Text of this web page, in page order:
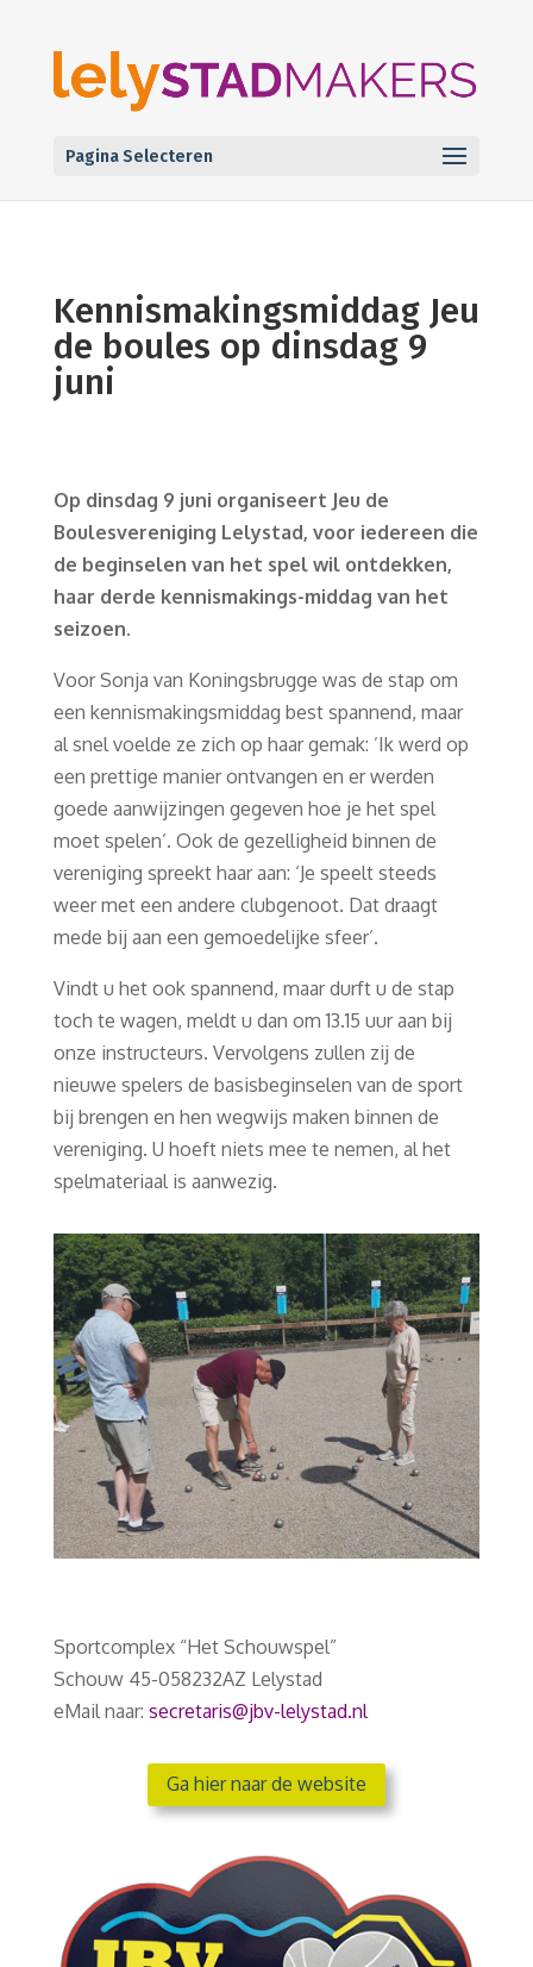
Pagina Selecteren
Kennismakingsmiddag Jeu
de boules op dinsdag 9
juni
Op dinsdag 9 juni organiseert Jeu de
Boulesvereniging Lelystad, voor iedereen die
de beginselen van het spel wil ontdekken,
haar derde kennismakings-middag van het
seizoen.
Voor Sonja van Koningsbrugge was de stap om
een kennismakingsmiddag best spannend, maar
al snel voelde ze zich op haar gemak: ’Ik werd op
een prettige manier ontvangen en er werden
goede aanwijzingen gegeven hoe je het spel
moet spelen’. Ook de gezelligheid binnen de
vereniging spreekt haar aan: ‘Je speelt steeds
weer met een andere clubgenoot. Dat draagt
mede bij aan een gemoedelijke sfeer’.
Vindt u het ook spannend, maar durft u de stap
toch te wagen, meldt u dan om 13.15 uur aan bij
onze instructeurs. Vervolgens zullen zij de
nieuwe spelers de basisbeginselen van de sport
bij brengen en hen wegwijs maken binnen de
vereniging. U hoeft niets mee te nemen, al het
spelmateriaal is aanwezig.
Sportcomplex “Het Schouwspel”
Schouw 45-058232AZ Lelystad
eMail naar: secretaris@jbv-lelystad.nl
Ga hier naar de website